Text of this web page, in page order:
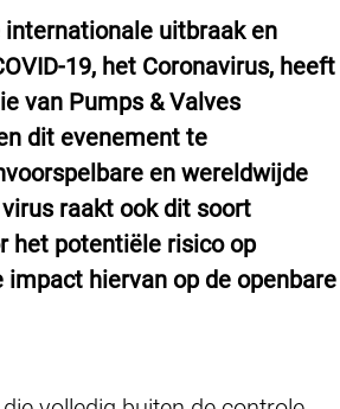
uitbraak en
19, het Coronavirus, heeft
van Pumps & Valves
dit evenement te
en wereldwijde
raakt ook dit soort
het potentiële risico op
impact hiervan op de openbare